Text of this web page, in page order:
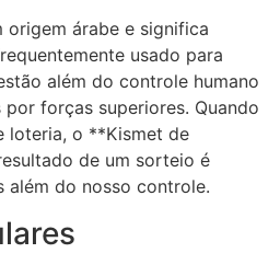
árabe e significa
usado para
além do controle humano
forças superiores. Quando
loteria, o **Kismet de
de um sorteio é
do nosso controle.